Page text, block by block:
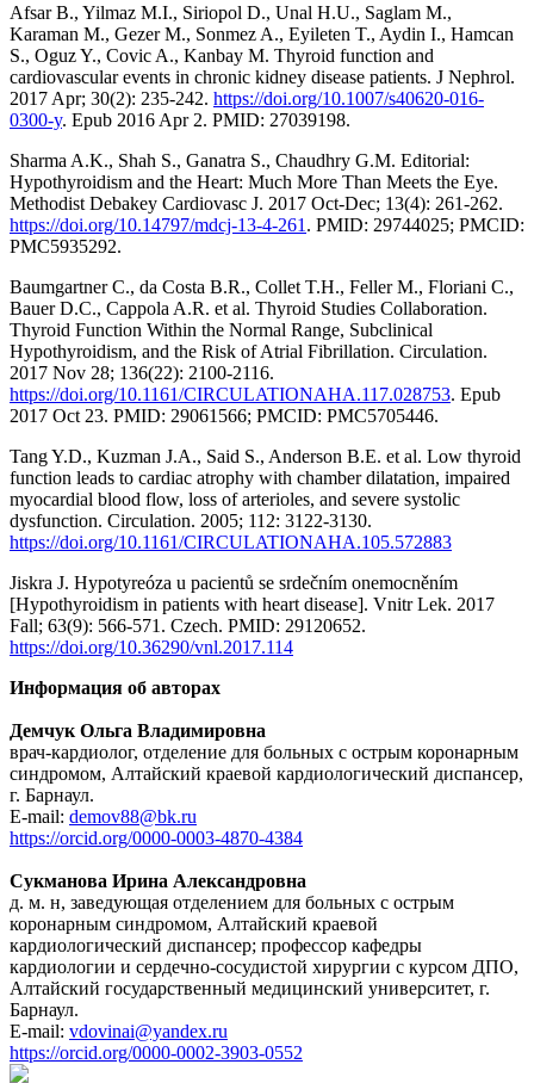
Afsar B., Yilmaz M.I., Siriopol D., Unal H.U., Saglam M.,
Karaman M., Gezer M., Sonmez A., Eyileten T., Aydin I., Hamcan
S., Oguz Y., Covic A., Kanbay M. Thyroid function and
cardiovascular events in chronic kidney disease patients. J Nephrol.
2017 Apr; 30(2): 235-242. https://doi.org/10.1007/s40620-016-
0300-y. Epub 2016 Apr 2. PMID: 27039198.
Sharma A.K., Shah S., Ganatra S., Chaudhry G.M. Editorial:
Hypothyroidism and the Heart: Much More Than Meets the Eye.
Methodist Debakey Cardiovasc J. 2017 Oct-Dec; 13(4): 261-262.
https://doi.org/10.14797/mdcj-13-4-261 . PMID: 29744025; PMCID:
PMC5935292.
Baumgartner C., da Costa B.R., Collet T.H., Feller M., Floriani C.,
Bauer D.C., Cappola A.R. et al. Thyroid Studies Collaboration.
Thyroid Function Within the Normal Range, Subclinical
Hypothyroidism, and the Risk of Atrial Fibrillation. Circulation.
2017 Nov 28; 136(22): 2100-2116.
https://doi.org/10.1161/CIRCULATIONAHA.117.028753. Epub
2017 Oct 23. PMID: 29061566; PMCID: PMC5705446.
Tang Y.D., Kuzman J.A., Said S., Anderson B.E. et al. Low thyroid
function leads to cardiac atrophy with chamber dilatation, impaired
myocardial blood flow, loss of arterioles, and severe systolic
dysfunction. Circulation. 2005; 112: 3122-3130.
https://doi.org/10.1161/CIRCULATIONAHA.105.572883
Jiskra J. Hypotyreóza u pacientů se srdečním onemocněním
[Hypothyroidism in patients with heart disease]. Vnitr Lek. 2017
Fall; 63(9): 566-571. Czech. PMID: 29120652.
https://doi.org/10.36290/vnl.2017.114
Информация об авторах
Демчук Ольга Владимировна
врач-кардиолог, отделение для больных с острым коронарным
синдромом, Алтайский краевой кардиологический диспансер,
г. Барнаул.
E-mail: demov88@bk.ru
https://orcid.org/0000-0003-4870-4384
Сукманова Ирина Александровна
д. м. н, заведующая отделением для больных с острым
коронарным синдромом, Алтайский краевой
кардиологический диспансер; профессор кафедры
кардиологии и сердечно-сосудистой хирургии с курсом ДПО,
Алтайский государственный медицинский университет, г.
Барнаул.
E-mail: vdovinai@yandex.ru
https://orcid.org/0000-0002-3903-0552